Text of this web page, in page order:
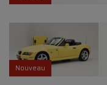
Nouveau